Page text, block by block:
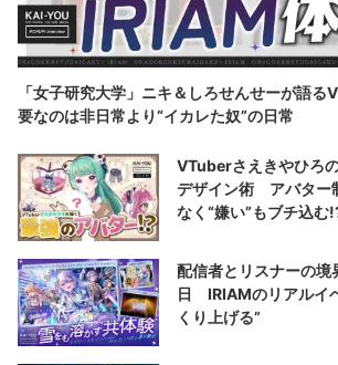
「女子研究大学」ニキ＆しろせんせーが語
要なのは非日常より“イカレた奴”の日常
VTuberさえきやひろ
デザイン術 アバター
なく“嫌い”もブチ込む
配信者とリスナーの境
日 IRIAMのリアルイ
くり上げる”